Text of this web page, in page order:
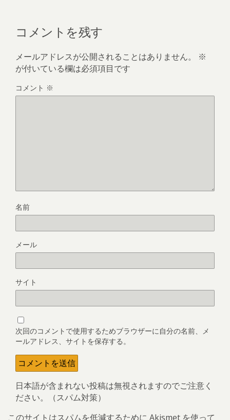
コメントを残す
メールアドレスが公開されることはありません。
※
が付いている欄は必須項目です
コメント ※
名前
メール
サイト
次回のコメントで使用するためブラウザーに自分の名前、メ
ールアドレス、サイトを保存する。
日本語が含まれない投稿は無視されますのでご注意く
ださい。（スパム対策）
このサイトはスパムを低減するために Akismet を使って